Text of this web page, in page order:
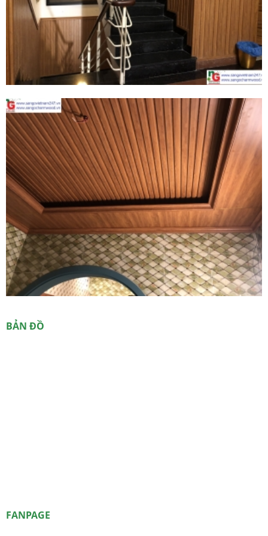
TẤM ỐP NANO LAM SÓNG
GLOTEX BÌNH DÂN
GLOTEX đã phát triển thành thương hiệu
bình dân với chất lượng quốc dân như thế
nào...?
TẤM ỐP PU GIẢ ĐÁ & PHÀO CHỈ
TRANG TRÍ HOBIWOOD
TẤM ỐP TƯỜNG PU GIẢ ĐÁ là một loại vật
liệu trang trí hiện đại mới toanh trên thị
trường hiện nay. Tấm PU là dạng tấm xốp
3D hoàn thiện được sản xuất từ chất liệu
nhựa PU – viết tắt của Polyurethane.
CÓ NÊN LÓT SÀN GỖ XƯƠNG CÁ
KHÔNG?
Lát gỗ theo kiểu “Xương cá” (Fishbone /
Herringbone) có nguồn gốc từ phương Tây
BẢN ĐỒ
FANPAGE